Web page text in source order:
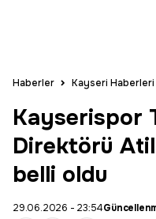
Haberler Kayseri Haberleri
Kayserispor
Direktörü
belli oldu
29.06.2026 - 23:54